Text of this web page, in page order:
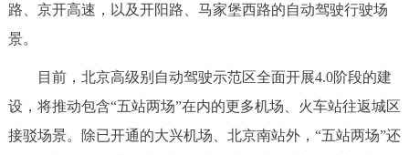
12345网上接诉即办 我要咨询 我要建议
参与调查 在线访谈 图说互动
路、京开高速，以及开阳路、马家堡西路的自动驾驶行驶场
景。
目前，北京高级别自动驾驶示范区全面开展4.0阶段的建
设，将推动包含“五站两场”在内的更多机场、火车站往返城区
接驳场景。除已开通的大兴机场、北京南站外，“五站两场”还